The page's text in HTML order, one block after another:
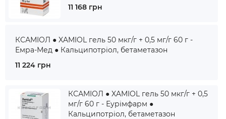
11 168 грн
КСАМІОЛ ● XAMIOL гель 50 мкг/г + 0,5 мг/г 60 г -
Емра-Мед ● Кальципотріол, бетаметазон
11 224 грн
КСАМІОЛ ● XAMIOL гель 50 мкг/г + 0,5
мг/г 60 г - Еурімфарм ●
Кальципотріол, бетаметазон